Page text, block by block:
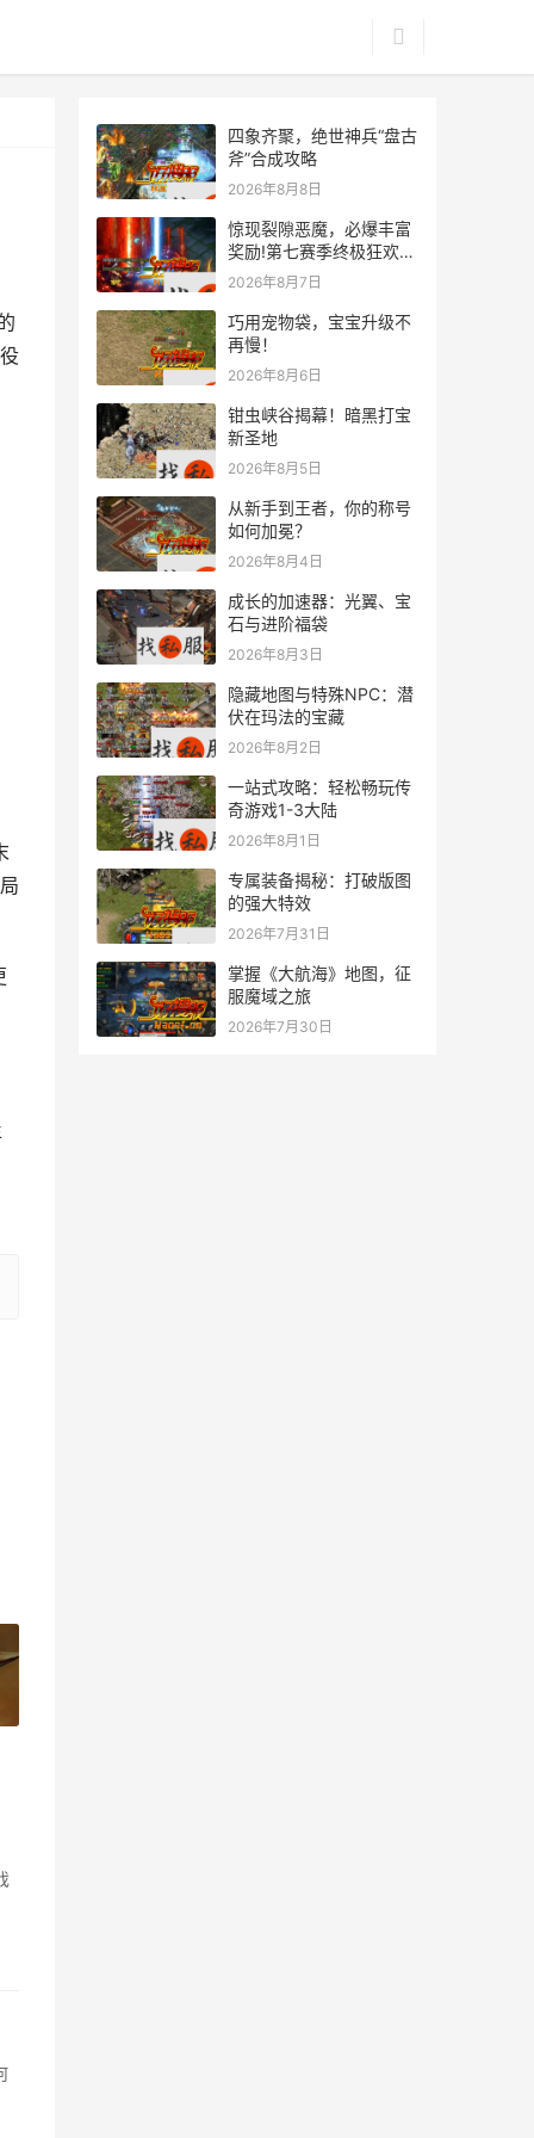
四象齐聚，绝世神兵“盘古
斧”合成攻略
2026年8月8日
惊现裂隙恶魔，必爆丰富
奖励!第七赛季终极狂欢来
袭
2026年8月7日
巧用宠物袋，宝宝升级不
再慢！
2026年8月6日
钳虫峡谷揭幕！暗黑打宝
新圣地
2026年8月5日
从新手到王者，你的称号
如何加冕？
2026年8月4日
成长的加速器：光翼、宝
石与进阶福袋
2026年8月3日
隐藏地图与特殊NPC：潜
伏在玛法的宝藏
2026年8月2日
一站式攻略：轻松畅玩传
奇游戏1-3大陆
2026年8月1日
专属装备揭秘：打破版图
的强大特效
2026年7月31日
掌握《大航海》地图，征
服魔域之旅
2026年7月30日